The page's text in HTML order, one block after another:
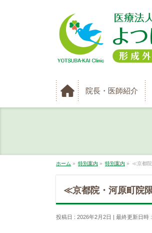
院長・医師紹介
ホーム » 特別案内 » 特別案内 » ≪京都
≪京都院・河原町院
投稿日 : 2026年2月2日 最終更新日時